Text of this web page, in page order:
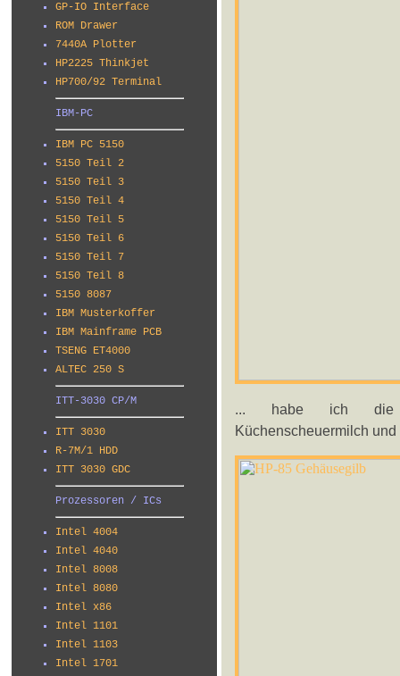
GP-IO Interface
ROM Drawer
7440A Plotter
HP2225 Thinkjet
HP700/92 Terminal
IBM-PC
IBM PC 5150
5150 Teil 2
5150 Teil 3
5150 Teil 4
5150 Teil 5
5150 Teil 6
5150 Teil 7
5150 Teil 8
5150 8087
IBM Musterkoffer
IBM Mainframe PCB
TSENG ET4000
ALTEC 250 S
ITT-3030 CP/M
ITT 3030
R-7M/1 HDD
ITT 3030 GDC
Prozessoren / ICs
Intel 4004
Intel 4040
Intel 8008
Intel 8080
Intel x86
Intel 1101
Intel 1103
Intel 1701
... habe ich die
Küchenscheuermilch